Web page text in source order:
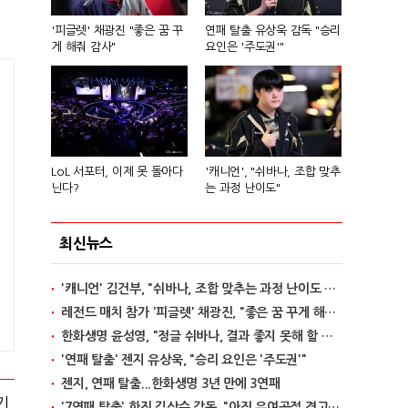
'피글렛' 채광진 "좋은 꿈 꾸
게 해줘 감사"
연패 탈출 유상욱 감독 "승리
요인은 '주도권'"
LoL 서포터, 이제 못 돌아다
닌다?
'캐니언', "쉬바나, 조합 맞추
는 과정 난이도"
최신뉴스
'캐니언' 김건부, "쉬바나, 조합 맞추는 과정 난이도 있어"
레전드 매치 참가 '피글렛' 채광진, "좋은 꿈 꾸게 해줘 감사"
한화생명 윤성영, "정글 쉬바나, 결과 좋지 못해 할 말 없어"
'연패 탈출' 젠지 유상욱, "승리 요인은 '주도권'"
젠지, 연패 탈출...한화생명 3년 만에 3연패